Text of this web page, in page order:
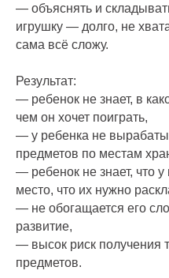
— объяснять и
игрушку — долго, не
сама всё сложу.
Результат:
— ребенок не знает, в
чем он хочет поиграть,
— у ребенка не
предметов по местам
— ребенок не знает, что
место, что их нужно
— не обогащается его
развитие,
— высок риск получения
предметов.